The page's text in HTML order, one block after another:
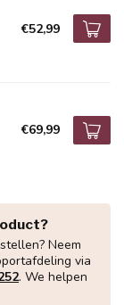
€52,99
€69,99
Neem
via
. We helpen